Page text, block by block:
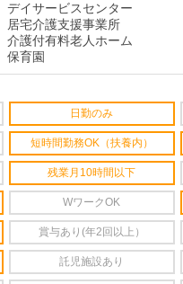
デイサービスセンター
居宅介護支援事業所
介護付有料老人ホーム
保育園
日勤のみ
短時間勤務OK（扶養内）
残業月10時間以下
WワークOK
賞与あり(年2回以上）
託児施設あり